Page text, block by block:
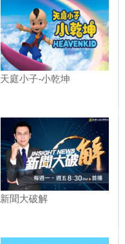
天庭小子-小乾坤
新聞大破解